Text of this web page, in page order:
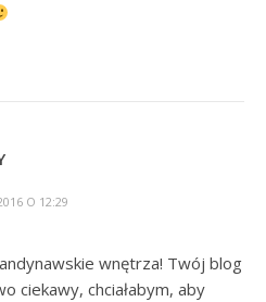
O 12:29
wnętrza! Twój blog
ciekawy, chciałabym, aby